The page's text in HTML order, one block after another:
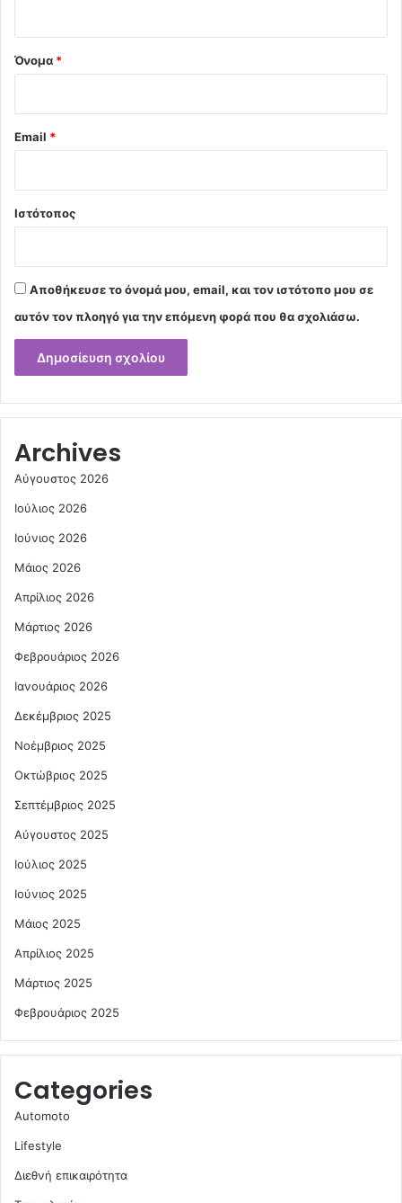
Όνομα *
Email *
Ιστότοπος
Αποθήκευσε το όνομά μου, email, και τον ιστότοπο μου σε
αυτόν τον πλοηγό για την επόμενη φορά που θα σχολιάσω.
Archives
Αύγουστος 2026
Ιούλιος 2026
Ιούνιος 2026
Μάιος 2026
Απρίλιος 2026
Μάρτιος 2026
Φεβρουάριος 2026
Ιανουάριος 2026
Δεκέμβριος 2025
Νοέμβριος 2025
Οκτώβριος 2025
Σεπτέμβριος 2025
Αύγουστος 2025
Ιούλιος 2025
Ιούνιος 2025
Μάιος 2025
Απρίλιος 2025
Μάρτιος 2025
Φεβρουάριος 2025
Categories
Automoto
Lifestyle
Διεθνή επικαιρότητα